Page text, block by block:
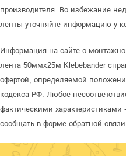
производителя. Во избежание
ленты уточняйте информацию у
Информация на сайте о
лента 50ммx25м Klebebander
офертой, определяемой
кодекса РФ. Любое
фактическими
сообщать в форме обратной